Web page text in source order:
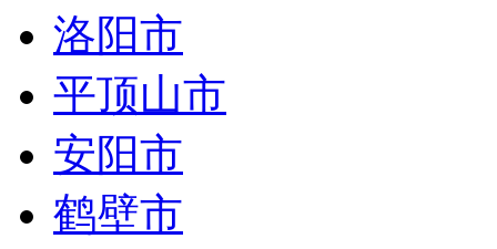
洛阳市
平顶山市
安阳市
鹤壁市